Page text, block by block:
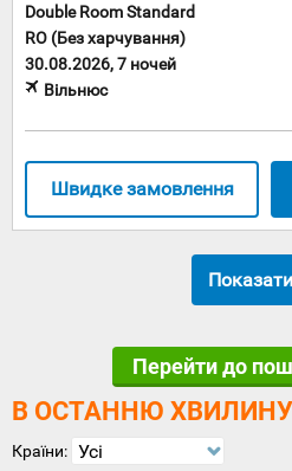
В ОСТАННЮ ХВИЛИНУ
Країни: Усі
Double Room Standard
RO (Без харчування)
30.08.2026, 7 ночей
Вільнюс
Швидке замовлення
Перейти до